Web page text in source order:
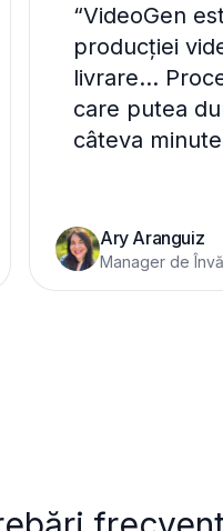
“VideoGen
producției
livrare...
care putea
câteva
Ary Aranguiz
Manager de